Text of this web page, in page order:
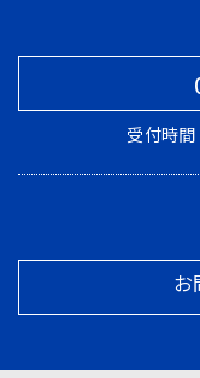
受付時間
お